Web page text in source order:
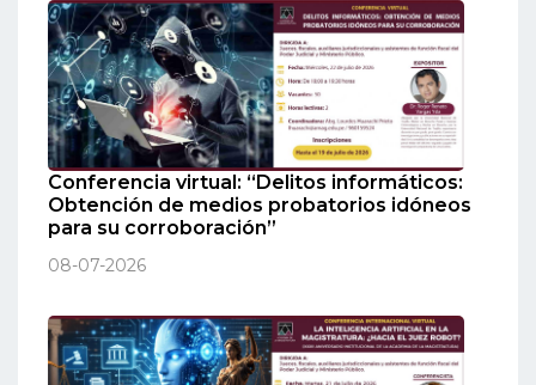
Conferencia virtual: “Delitos informáticos:
Obtención de medios probatorios idóneos
para su corroboración”
08-07-2026